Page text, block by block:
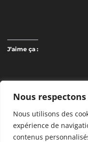
Nous
Nous utilisons des
expérience de
contenus
J’aime ça :